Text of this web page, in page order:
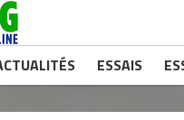
ESSAIS